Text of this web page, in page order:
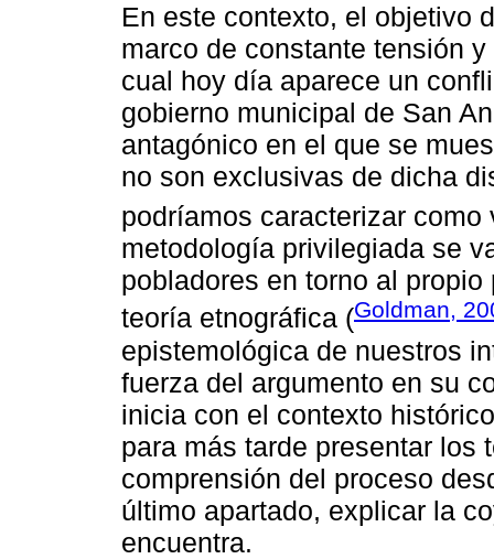
En este contexto, el objetivo
marco de constante tensión
cual hoy día aparece un
gobierno municipal de San
antagónico en el que se
no son exclusivas de dicha
podríamos caracterizar
metodología privilegiada se
pobladores en torno al
teoría etnográfica (Goldman,
epistemológica de nuestros
fuerza del argumento en su
inicia con el contexto
para más tarde presentar los
comprensión del proceso
último apartado, explicar la
encuentra.